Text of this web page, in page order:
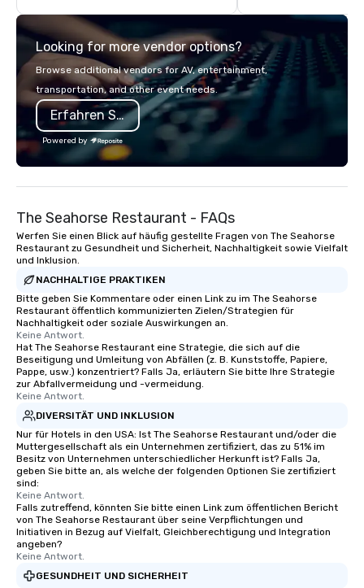
(focused on skill
development/enhancement) or team
bonding (focused on relationship-
minded activities) or a combination of
both. But whatever the activity, it
needs to be facilitated WITH purpose
and ON purpose. Most team building
programs don’t tie the experience into
real-world, job-related application.
But ours does. On Purpose delivers
around the way your team operates,
and can be tailored to fit your specific
challenges and goals. Your team will
build communication, cohesiveness,
and enhance skills like collective
problem solving, while having fun
together. Team building and bonding
with On Purpose Adventures brings
your team members together in
exciting, driven, purposeful activities
generate a genuine team response,
keeping them productive and
engaged. Skill enhancement happens
in a real-life relatable structure, so
your takeaways aren’t easily
forgotten or lost as soon as the fun
ends. Let us help you strengthen your
team - on purpose.
Looking for more vendor options?
Browse additional vendors for AV, entertainment,
transportation, and other event needs.
Erfahren Sie mehr
Powered by
The Seahorse Restaurant - FAQs
Werfen Sie einen Blick auf häufig gestellte Fragen von The Seahorse
Restaurant zu Gesundheit und Sicherheit, Nachhaltigkeit sowie Vielfalt
und Inklusion.
NACHHALTIGE PRAKTIKEN
Bitte geben Sie Kommentare oder einen Link zu im The Seahorse
Restaurant öffentlich kommunizierten Zielen/Strategien für
Nachhaltigkeit oder soziale Auswirkungen an.
Keine Antwort.
Hat The Seahorse Restaurant eine Strategie, die sich auf die
Beseitigung und Umleitung von Abfällen (z. B. Kunststoffe, Papiere,
Pappe, usw.) konzentriert? Falls Ja, erläutern Sie bitte Ihre Strategie
zur Abfallvermeidung und -vermeidung.
Keine Antwort.
DIVERSITÄT UND INKLUSION
Nur für Hotels in den USA: Ist The Seahorse Restaurant und/oder die
Muttergesellschaft als ein Unternehmen zertifiziert, das zu 51% im
Besitz von Unternehmen unterschiedlicher Herkunft ist? Falls Ja,
geben Sie bitte an, als welche der folgenden Optionen Sie zertifiziert
sind:
Keine Antwort.
Falls zutreffend, könnten Sie bitte einen Link zum öffentlichen Bericht
von The Seahorse Restaurant über seine Verpflichtungen und
Initiativen in Bezug auf Vielfalt, Gleichberechtigung und Integration
angeben?
Keine Antwort.
GESUNDHEIT UND SICHERHEIT